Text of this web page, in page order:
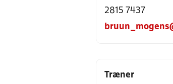
2815 7437
Træner